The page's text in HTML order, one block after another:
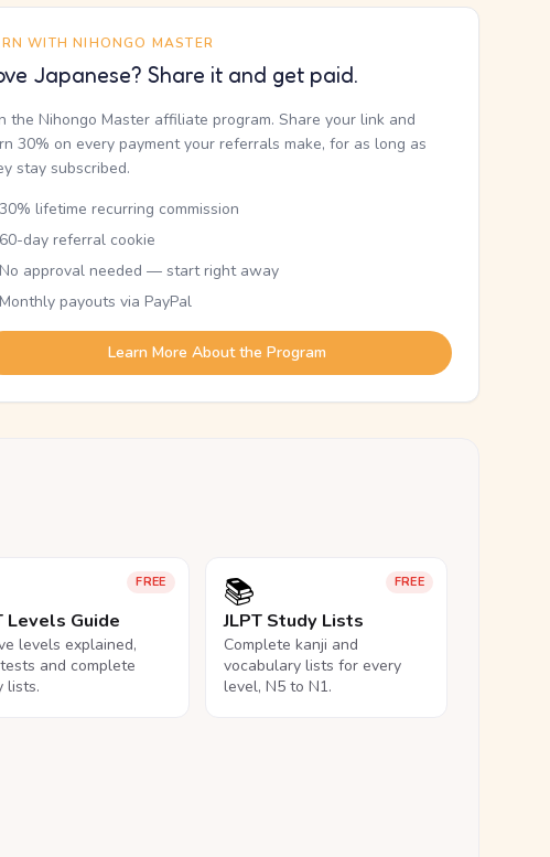
WITH NIHONGO MASTER
Japanese? Share it and get paid.
the Nihongo Master affiliate program. Share your link and
30% on every payment your referrals make, for as long as
stay subscribed.
30% lifetime recurring commission
60-day referral cookie
No approval needed — start right away
Monthly payouts via PayPal
Learn More About the Program
FREE
Levels Guide
levels explained,
and complete
lists.
FREE
📚
JLPT Study Lists
Complete kanji and
vocabulary lists for every
level, N5 to N1.